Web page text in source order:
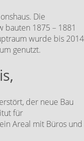
Die
bauten 1875 – 1881
wurde bis 2014
genutzt.
der neue Bau
für
Areal mit Büros und